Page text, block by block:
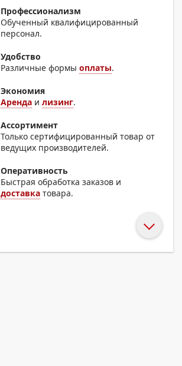
Профессионализм
Обученный квалифицированный
персонал.
Удобство
Различные формыоплаты.
Экономия
Аренда илизинг.
Ассортимент
Только сертифицированный товар от
ведущих производителей.
Оперативность
Быстрая обработка заказов и
доставка товара.